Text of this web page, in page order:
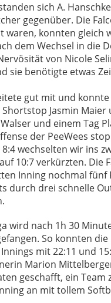
sich A.
gegenüber. Die
waren, konnten gleich
dem Wechsel in die
von Nicole
sie benötigte etwas
gut mit und
Jasmin Maier
und einem Tag
der PeeWees
wechselten wir ins
10:7 verkürzten. Die
Inning nochmal fünf
durch drei schnelle
wird nach 1h 30
So konnten die
mit 22:11 und
Marion
geschafft, ein Team
an mit tollem